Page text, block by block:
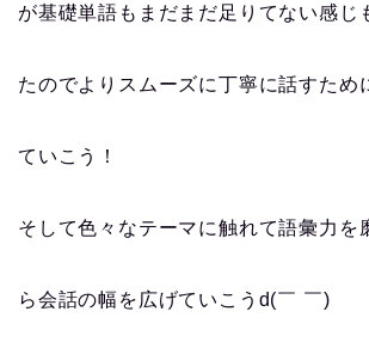
が基礎単語もまだまだ足りてない感じ
たのでよりスムーズに丁寧に話すため
ていこう！
そして色々なテーマに触れて語彙力を
ら会話の幅を広げていこうd(￣ ￣)